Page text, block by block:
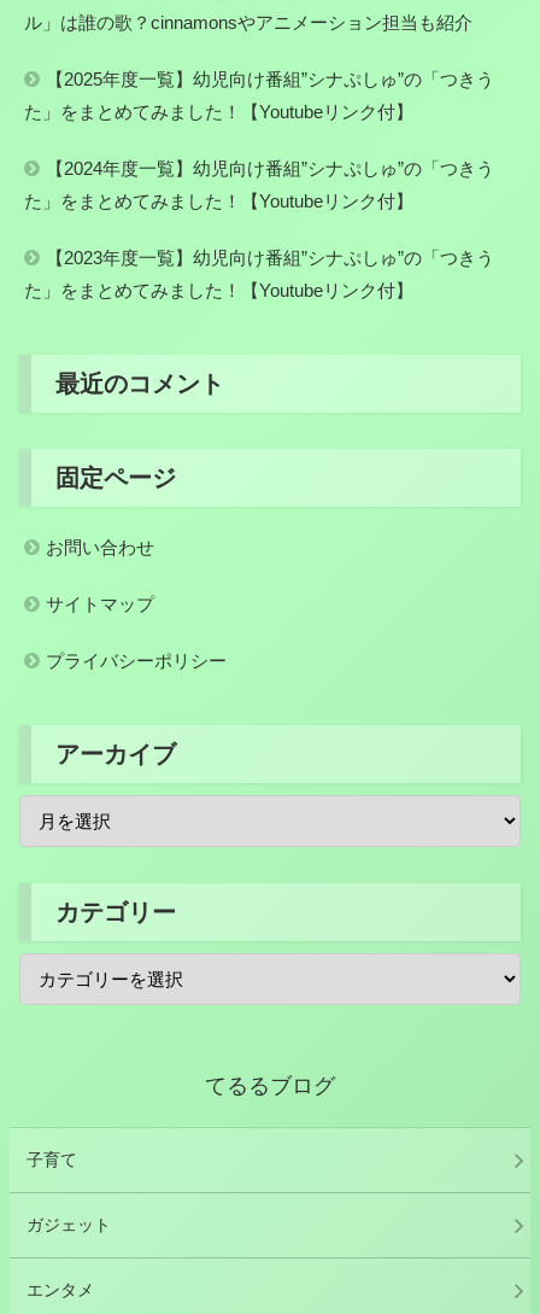
ル」は誰の歌？cinnamonsやアニメーション担当も紹介
【2025年度一覧】幼児向け番組”シナぷしゅ”の「つきう
た」をまとめてみました！【Youtubeリンク付】
【2024年度一覧】幼児向け番組”シナぷしゅ”の「つきう
た」をまとめてみました！【Youtubeリンク付】
【2023年度一覧】幼児向け番組”シナぷしゅ”の「つきう
た」をまとめてみました！【Youtubeリンク付】
最近のコメント
固定ページ
お問い合わせ
サイトマップ
プライバシーポリシー
アーカイブ
カテゴリー
てるるブログ
子育て
ガジェット
エンタメ